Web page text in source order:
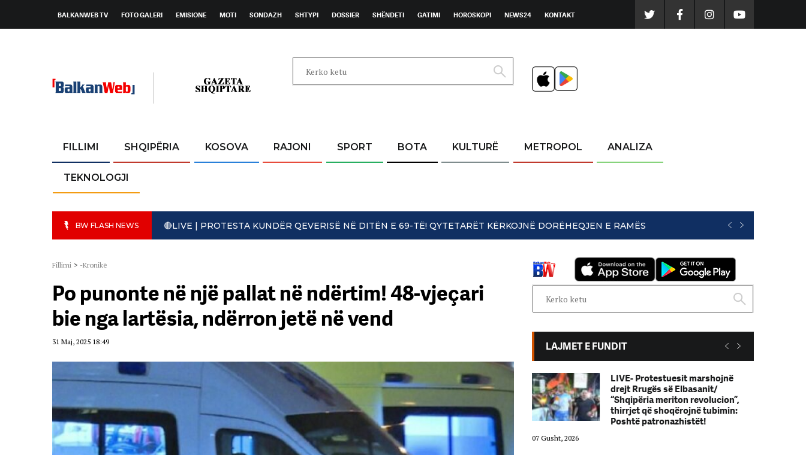
BALKANWEB TV FOTO GALERI EMISIONE MOTI SONDAZH SHTYPI DOSSIER SHËNDETI GATIMI HOROSKOPI NEWS24 KONTAKT
FILLIMI SHQIPËRIA KOSOVA RAJONI SPORT BOTA KULTURË METROPOL ANALIZA
TEKNOLOGJI
BW FLASH NEWS 🔴LIVE | PROTESTA KUNDËR QEVERISË NË DITËN E 69-TË! QYTETARËT KËRKOJNË DORËHEQJEN E RAMËS PREVIOUS
NEXT
Fillimi > -Kronikë
Po punonte në një pallat në ndërtim! 48-vjeçari
bie nga lartësia, ndërron jetë në vend
31 Maj, 2025 18:49 LAJMET E FUNDIT
LIVE- Protestuesit marshojnë
drejt Rrugës së Elbasanit/
“Shqipëria meriton revolucion”,
thirrjet që shoqërojnë tubimin:
Poshtë patronazhistët!
07 Gusht, 2026
LIVE- Protestuesit marshojnë
drejt Rrugës së Elbasanit/
“Shqipëria meriton revolucion”,
thirrjet që shoqërojnë tubimin:
Poshtë patronazhistët!
07 Gusht, 2026